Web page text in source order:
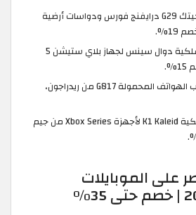
عجلة سباق لوجيتك G29 درايفنج فورس ودواسات أرضية
وحدة تحكم لاسلكية دوال سينس لجهاز بلاي ستيشن 5
جهاز تحكم ألعاب الهواتف المحمولة G817 من ريدراجون،
وحدة تحكم سلكية K1 Kaleid لأجهزة Xbox Series من جيم
الموبايلات